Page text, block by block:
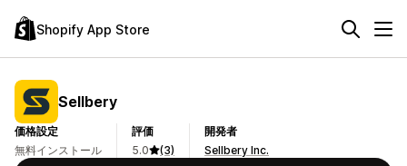
Shopify App Store
Sellbery
価格設定
無料インストール
評価
5.0
(3)
開発者
Sellbery Inc.